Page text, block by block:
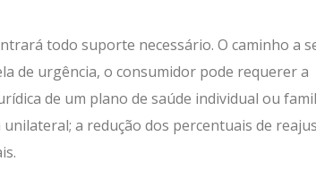
todo suporte necessário. O caminho a
de urgência, o consumidor pode requerer a
de um plano de saúde individual ou
a redução dos percentuais de